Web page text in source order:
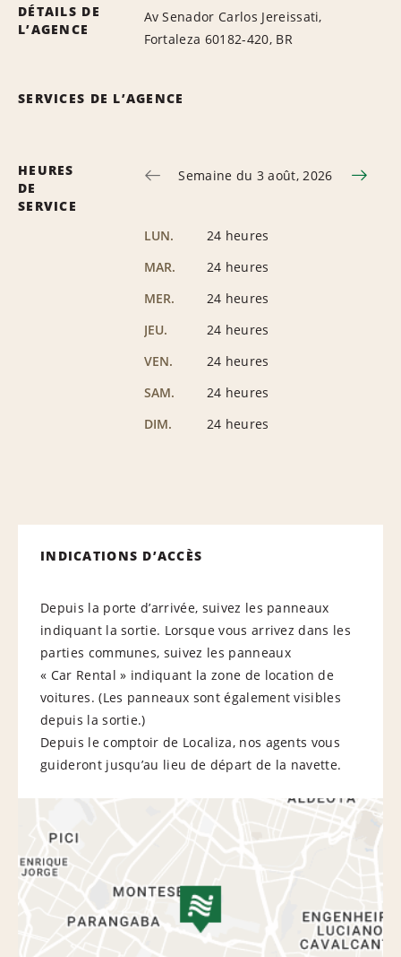
DÉTAILS DE
L’AGENCE
Av Senador Carlos Jereissati,
Fortaleza 60182-420, BR
SERVICES DE L’AGENCE
HEURES
DE
SERVICE
Semaine du 3 août, 2026
LUN.
24 heures
MAR.
24 heures
MER.
24 heures
JEU.
24 heures
VEN.
24 heures
SAM.
24 heures
DIM.
24 heures
INDICATIONS D’ACCÈS
Depuis la porte d’arrivée, suivez les panneaux
indiquant la sortie. Lorsque vous arrivez dans les
parties communes, suivez les panneaux
« Car Rental » indiquant la zone de location de
voitures. (Les panneaux sont également visibles
depuis la sortie.)
Depuis le comptoir de Localiza, nos agents vous
guideront jusqu’au lieu de départ de la navette.